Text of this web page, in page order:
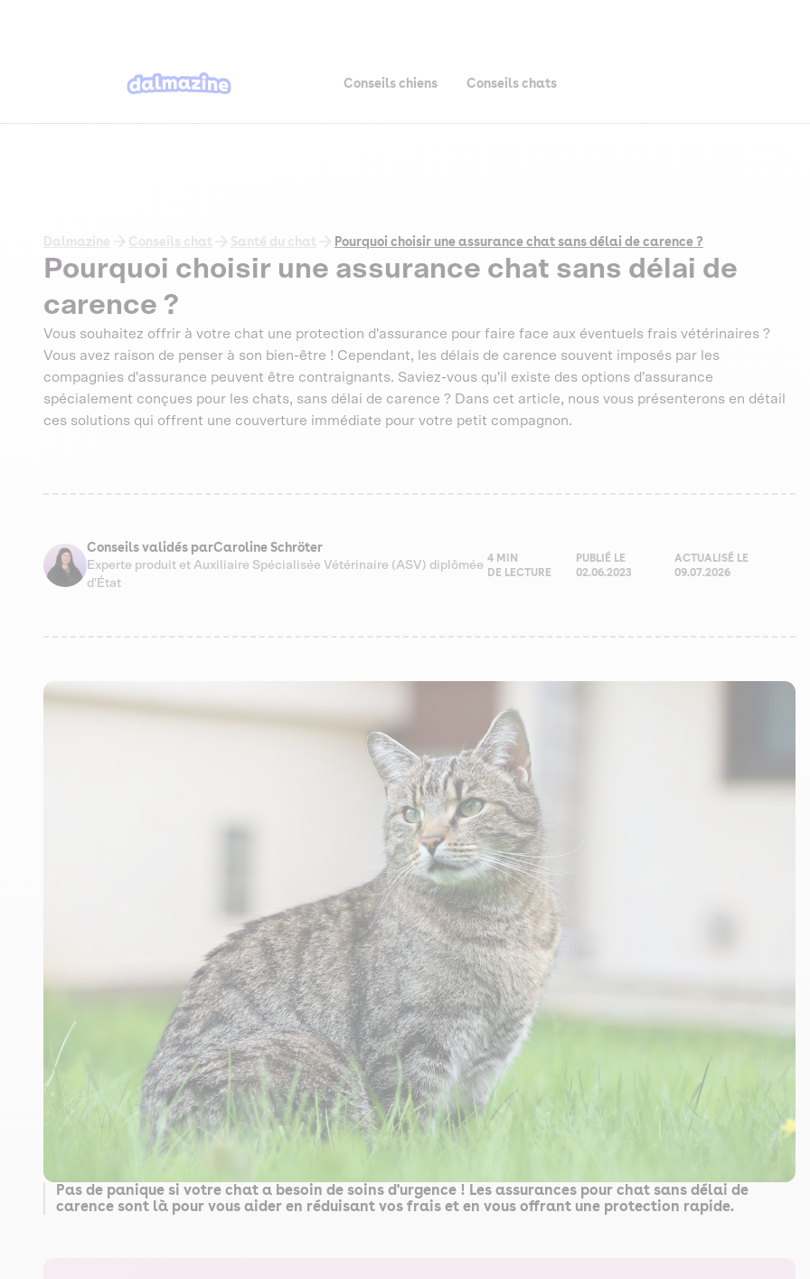
Conseils chiens Conseils chats
Dalmazine Conseils chat Santé du chat Pourquoi choisir une assurance chat sans délai de carence ?
Pourquoi choisir une assurance chat sans délai de
carence ?
Vous souhaitez offrir à votre chat une protection d'assurance pour faire face aux éventuels frais vétérinaires ?
Vous avez raison de penser à son bien-être ! Cependant, les délais de carence souvent imposés par les
compagnies d'assurance peuvent être contraignants. Saviez-vous qu'il existe des options d'assurance
spécialement conçues pour les chats, sans délai de carence ? Dans cet article, nous vous présenterons en détail
ces solutions qui offrent une couverture immédiate pour votre petit compagnon.
Conseils validés parCaroline Schröter
Experte produit et Auxiliaire Spécialisée Vétérinaire (ASV) diplômée
d'État
4 MIN
DE LECTURE
PUBLIÉ LE
02.06.2023
ACTUALISÉ LE
09.07.2026
Pas de panique si votre chat a besoin de soins d'urgence ! Les assurances pour chat sans délai de
carence sont là pour vous aider en réduisant vos frais et en vous offrant une protection rapide.